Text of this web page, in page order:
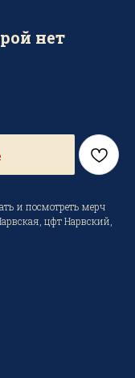
нет
и посмотреть мерч
цфт Нарвский,